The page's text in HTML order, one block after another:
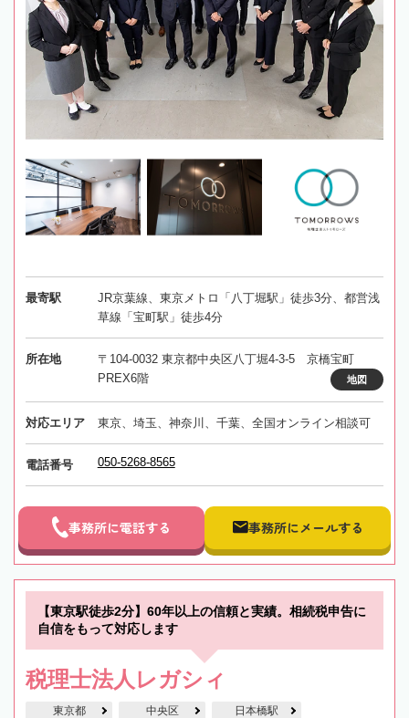
最寄駅
JR京葉線、東京メトロ「八丁堀駅」徒歩3分、都営浅
草線「宝町駅」徒歩4分
所在地
〒104-0032 東京都中央区八丁堀4-3-5 京橋宝町
PREX6階
地図
対応エリア 東京、埼玉、神奈川、千葉、全国オンライン相談可
電話番号 050-5268-8565
事務所に電話する 事務所にメールする
【東京駅徒歩2分】60年以上の信頼と実績。相続税申告に
自信をもって対応します
税理士法人レガシィ
東京都 中央区 日本橋駅